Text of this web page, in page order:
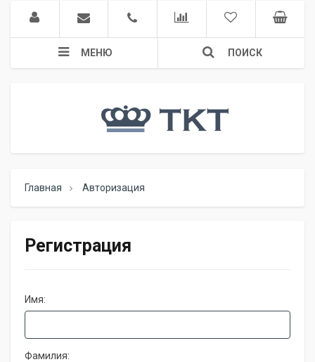
МЕНЮ ПОИСК
Главная Авторизация
Регистрация
Имя:
Фамилия: